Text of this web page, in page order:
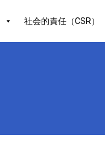
社会的責任（CSR）